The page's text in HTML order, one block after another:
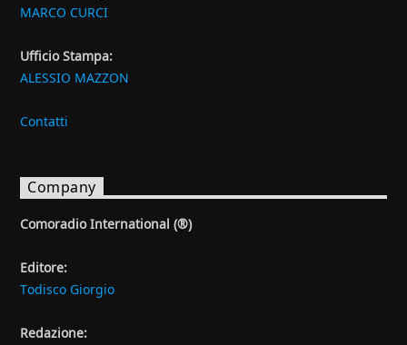
MARCO CURCI
Ufficio Stampa:
ALESSIO MAZZON
Contatti
Company
Comoradio International (®)
Editore:
Todisco Giorgio
Redazione: